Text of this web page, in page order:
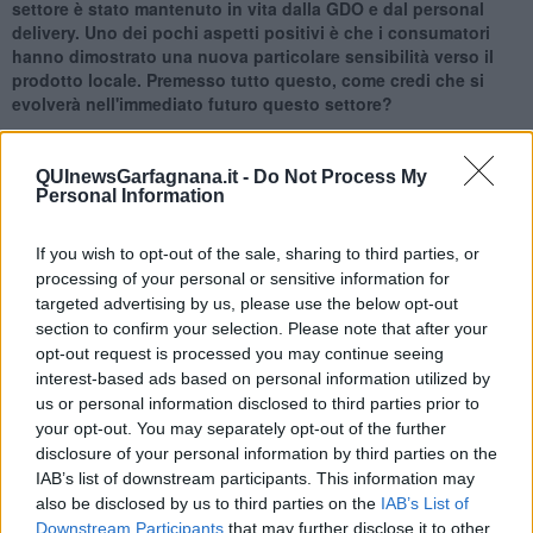
QUInewsGarfagnana.it - Do Not Process My
Personal Information
If you wish to opt-out of the sale, sharing to third parties, or
processing of your personal or sensitive information for
targeted advertising by us, please use the below opt-out
section to confirm your selection. Please note that after your
opt-out request is processed you may continue seeing
interest-based ads based on personal information utilized by
us or personal information disclosed to third parties prior to
your opt-out. You may separately opt-out of the further
disclosure of your personal information by third parties on the
IAB’s list of downstream participants. This information may
also be disclosed by us to third parties on the IAB’s List of
Downstream Participants that may further disclose it to other
settore è stato mantenuto in vita dalla GDO e dal personal
delivery. Uno dei pochi aspetti positivi è che i consumatori
hanno dimostrato una nuova particolare sensibilità verso il
prodotto locale. Premesso tutto questo, come credi che si
evolverà nell'immediato futuro questo settore?
In questo periodo si è parlato molto di come evolverà il mercato
artigianale italiano dopo la pandemia. Personalmente in questi mesi
ho bevuto molto in casa, approfittando dei nuovi servizi di delivery e
degli e-commerce mesi in piedi in occasione dell’emergenza. Credo
tornerà alla normalità, mentre credo – e spero – che gli e-
commerce messi in piedi dai birrifici in tutta fretta durante
l’emergenza rimarrano. Grazie a questi servizi ho avuto modo di
assaggiare birre di birrifici che raramente trovo in distribuzione a
Roma, ed è una cosa bellissima. La vera svolta del mercato
artigianale arriverà quando si farà pace con la grande distribuzione,
ma è un percorso difficile e pieno di insidie per chi produce birra
viva e non pastorizzata che richiede attenzioni particolari nel corso
dell’intera catena di distribuzione. Non sono necessariamente
contrario, ma comprendo le perplessità e le paure dei produttori.
Da diversi anni, qui in Toscana, si parla di filiera della birra